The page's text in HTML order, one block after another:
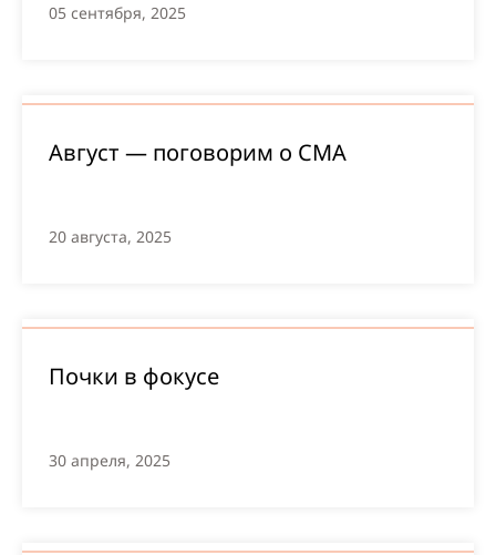
05 сентября, 2025
Август — поговорим о СМА
20 августа, 2025
Почки в фокусе
30 апреля, 2025